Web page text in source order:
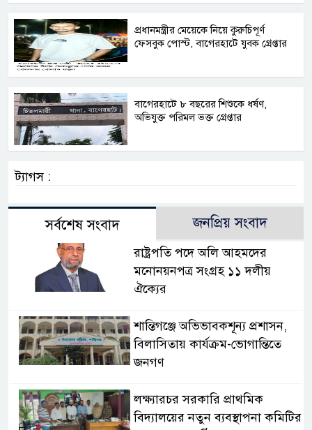
প্রধানমন্ত্রীর মেয়েকে নিয়ে কুরুচিপূর্ণ
ফেসবুক পোস্ট, বাগেরহাটে যুবক গ্রেপ্তার
বাগেরহাটে ৮ বছরের শিশুকে ধর্ষণ,
অভিযুক্ত পরিমল ভক্ত গ্রেপ্তার
ট্যাগস :
সর্বশেষ সংবাদ জনপ্রিয় সংবাদ
রাষ্ট্রপতি পদে অলি আহমদের
মনোনয়নপত্র সংগ্রহ ১১ দলীয়
ঐক্যের
‎শান্তিগঞ্জে অভিভাবকশূন্য প্রশাসন,
‎বিলাসিতায় কার্যক্রম-ভোগান্তিতে
জনগণ ‎
লক্ষ্যারচর সরকারি প্রাথমিক
বিদ্যালয়ের নতুন ব্যবস্থাপনা কমিটির